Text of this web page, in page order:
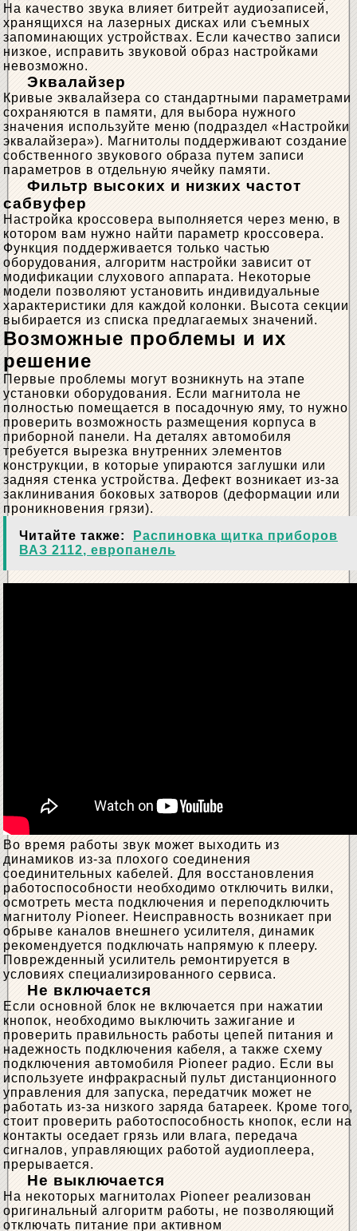
На качество звука влияет битрейт аудиозаписей,
хранящихся на лазерных дисках или съемных
запоминающих устройствах. Если качество записи
низкое, исправить звуковой образ настройками
невозможно.
Эквалайзер
Кривые эквалайзера со стандартными параметрами
сохраняются в памяти, для выбора нужного
значения используйте меню (подраздел «Настройки
эквалайзера»). Магнитолы поддерживают создание
собственного звукового образа путем записи
параметров в отдельную ячейку памяти.
Фильтр высоких и низких частот
сабвуфер
Настройка кроссовера выполняется через меню, в
котором вам нужно найти параметр кроссовера.
Функция поддерживается только частью
оборудования, алгоритм настройки зависит от
модификации слухового аппарата. Некоторые
модели позволяют установить индивидуальные
характеристики для каждой колонки. Высота секции
выбирается из списка предлагаемых значений.
Возможные проблемы и их
решение
Первые проблемы могут возникнуть на этапе
установки оборудования. Если магнитола не
полностью помещается в посадочную яму, то нужно
проверить возможность размещения корпуса в
приборной панели. На деталях автомобиля
требуется вырезка внутренних элементов
конструкции, в которые упираются заглушки или
задняя стенка устройства. Дефект возникает из-за
заклинивания боковых затворов (деформации или
проникновения грязи).
Читайте также:
Распиновка щитка приборов
ВАЗ 2112, европанель
Во время работы звук может выходить из
динамиков из-за плохого соединения
соединительных кабелей. Для восстановления
работоспособности необходимо отключить вилки,
осмотреть места подключения и переподключить
магнитолу Pioneer. Неисправность возникает при
обрыве каналов внешнего усилителя, динамик
рекомендуется подключать напрямую к плееру.
Поврежденный усилитель ремонтируется в
условиях специализированного сервиса.
Не включается
Если основной блок не включается при нажатии
кнопок, необходимо выключить зажигание и
проверить правильность работы цепей питания и
надежность подключения кабеля, а также схему
подключения автомобиля Pioneer радио. Если вы
используете инфракрасный пульт дистанционного
управления для запуска, передатчик может не
работать из-за низкого заряда батареек. Кроме того,
стоит проверить работоспособность кнопок, если на
контакты оседает грязь или влага, передача
сигналов, управляющих работой аудиоплеера,
прерывается.
Не выключается
На некоторых магнитолах Pioneer реализован
оригинальный алгоритм работы, не позволяющий
отключать питание при активном